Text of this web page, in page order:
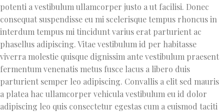
potenti a vestibulum ullamcorper justo a ut facilisi. Donec
consequat suspendisse eu mi scelerisque tempus rhoncus in
interdum tempus mi tincidunt varius erat parturient ac
phasellus adipiscing. Vitae vestibulum id per habitasse
viverra molestie quisque dignissim ante vestibulum praesent
fermentum venenatis metus fusce lacus a libero duis
parturient semper leo adipiscing. Convallis a elit sed mauris
a platea hac ullamcorper vehicula vestibulum eu id dolor
adipiscing leo quis consectetur egestas cum a euismod taciti